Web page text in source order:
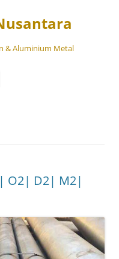
& Aluminium Metal
O2| D2| M2|